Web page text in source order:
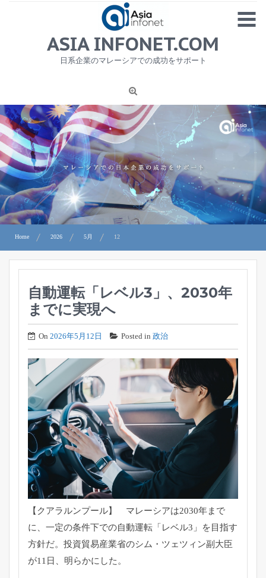
MENU
1
ニュース
労務サービス
プライバシーポリシー及び著作権について
お問合せ
ASIA INFONET.COM
日系企業のマレーシアでの成功をサポート
Home 2026 5月 12
自動運転「レベル3」、2030年
までに実現へ
On 2026年5月12日 Posted in 政治
【クアラルンプール】 マレーシアは2030年まで
に、一定の条件下での自動運転「 レベル3」を目指す
方針だ。投資貿易産業省のシム・ ツェツィン副大臣
が11日、明らかにした。